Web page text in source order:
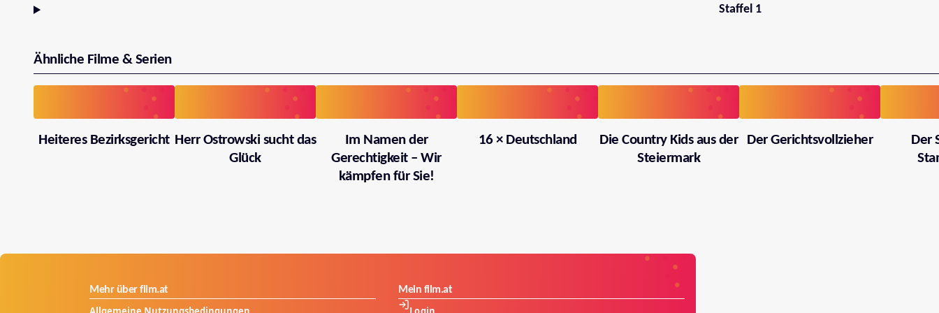
Staffel 1
Ähnliche Filme & Serien
Heiteres Bezirksgericht Herr Ostrowski sucht das
Glück
Im Namen der
Gerechtigkeit – Wir
kämpfen für Sie!
16 × Deutschland
Die Country Kids aus der
Steiermark
Der Gerichtsvollzieher
Der
Mehr über film.at Mein film.at